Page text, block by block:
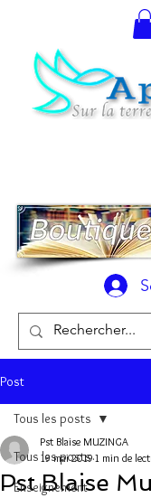
Post
Tous les posts
Enseignement
Tous les posts
Pst Blaise
Pst Blaise MUZINGA
19 mai 2019 1 min de